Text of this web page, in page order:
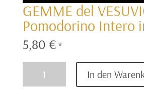
GEMME del
Pomodorino Intero
5,80 € *
GEMME
In den